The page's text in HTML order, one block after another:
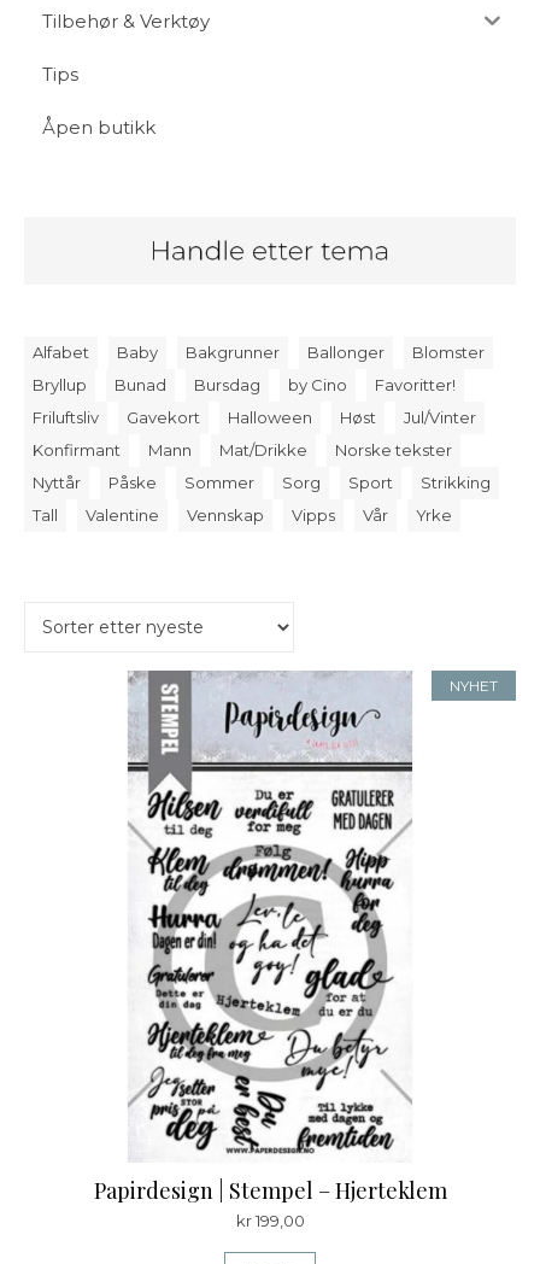
Tilbehør & Verktøy
Tips
Åpen butikk
Alfabet Baby Bakgrunner Ballonger
Blomster
Bryllup
Bunad Bursdag by Cino
Favoritter!
Friluftsliv
Gavekort Halloween Høst
Jul/Vinter
Konfirmant
Mann Mat/Drikke
Norske tekster
Nyttår
Påske Sommer Sorg Sport
Strikking
Tall
Valentine Vennskap Vipps Vår Yrke
NYHET
Papirdesign | Stempel – Hjerteklem
kr199,00